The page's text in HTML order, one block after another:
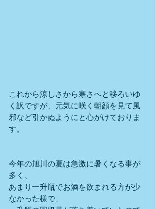
これから涼しさから寒さへと移ろいゆ
く訳ですが、元気に咲く朝顔を見て風
邪など引かぬようにと心がけておりま
す。
今年の旭川の夏は急激に暑くなる事が
多く、
あまり一升瓶でお酒を飲まれる方が少
なかった様で、